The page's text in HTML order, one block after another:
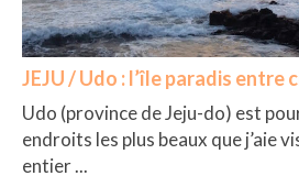
JEJU / Udo : l’île paradis entre
Udo (province de Jeju-do) est
endroits les plus beaux que j’aie
entier ...